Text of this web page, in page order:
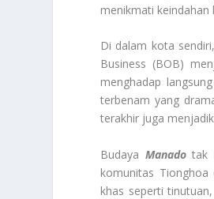
menikmati keindahan
Di dalam kota
Business (BOB)
menghadap
terbenam yang
terakhir juga
Budaya Manadotak
komunitas Tionghoa
khas seperti